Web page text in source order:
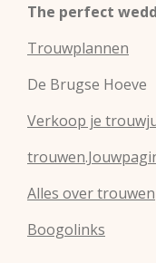
The perfect
Trouwplannen
De Brugse Hoeve
Verkoop je
Alles over trouwen
Boogolinks